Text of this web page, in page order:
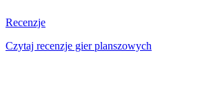
Recenzje
Czytaj recenzje gier planszowych